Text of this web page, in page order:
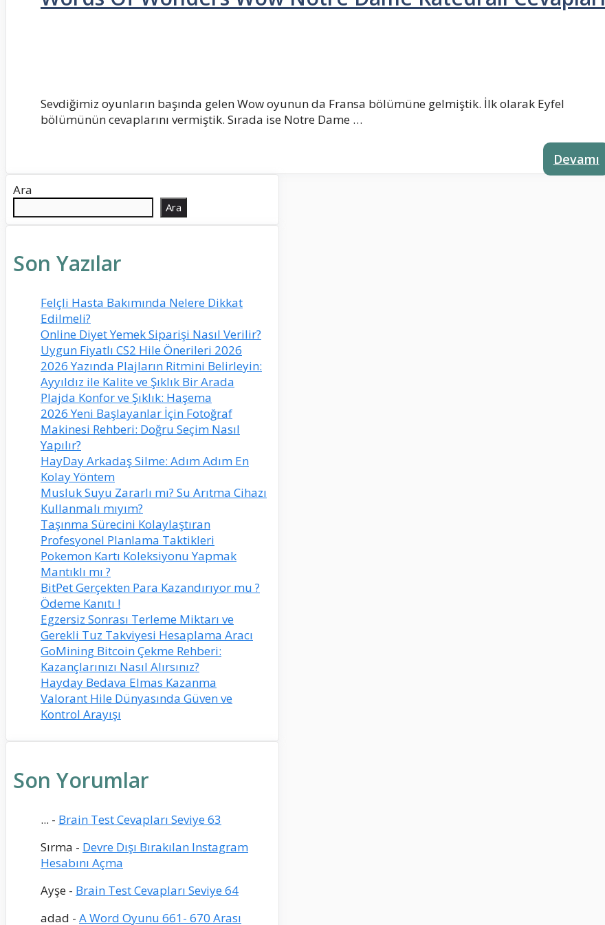
Sevdiğimiz oyunların başında gelen Wow oyunun da Fransa bölümüne gelmiştik. İlk olarak Eyfel
bölümünün cevaplarını vermiştik. Sırada ise Notre Dame …
Devamı
Ara
Ara
Son Yazılar
Felçli Hasta Bakımında Nelere Dikkat
Edilmeli?
Online Diyet Yemek Siparişi Nasıl Verilir?
Uygun Fiyatlı CS2 Hile Önerileri 2026
2026 Yazında Plajların Ritmini Belirleyin:
Ayyıldız ile Kalite ve Şıklık Bir Arada
Plajda Konfor ve Şıklık: Haşema
2026 Yeni Başlayanlar İçin Fotoğraf
Makinesi Rehberi: Doğru Seçim Nasıl
Yapılır?
HayDay Arkadaş Silme: Adım Adım En
Kolay Yöntem
Musluk Suyu Zararlı mı? Su Arıtma Cihazı
Kullanmalı mıyım?
Taşınma Sürecini Kolaylaştıran
Profesyonel Planlama Taktikleri
Pokemon Kartı Koleksiyonu Yapmak
Mantıklı mı ?
BitPet Gerçekten Para Kazandırıyor mu ?
Ödeme Kanıtı !
Egzersiz Sonrası Terleme Miktarı ve
Gerekli Tuz Takviyesi Hesaplama Aracı
GoMining Bitcoin Çekme Rehberi:
Kazançlarınızı Nasıl Alırsınız?
Hayday Bedava Elmas Kazanma
Valorant Hile Dünyasında Güven ve
Kontrol Arayışı
Son Yorumlar
... - Brain Test Cevapları Seviye 63
Sırma - Devre Dışı Bırakılan Instagram
Hesabını Açma
Ayşe - Brain Test Cevapları Seviye 64
adad - A Word Oyunu 661- 670 Arası